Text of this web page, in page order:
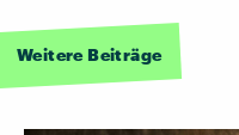
Weitere Beiträge